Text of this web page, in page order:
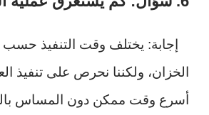
إجابة: يختلف وقت التنفيذ
الخزان، ولكننا نحرص على تنفيذ
أسرع وقت ممكن دون المساس